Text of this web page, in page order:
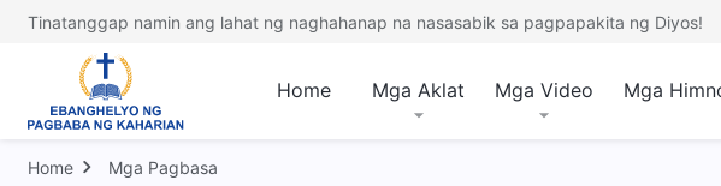
Tinatanggap namin ang lahat ng naghahanap na nasasabik sa pagpapakita ng Diyos!
Home Mga Aklat Mga Video Mga
Home Mga Pagbasa